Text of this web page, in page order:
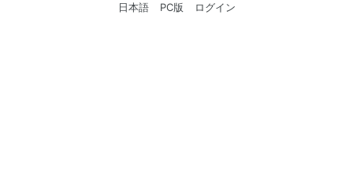
日本語 PC版 ログイン